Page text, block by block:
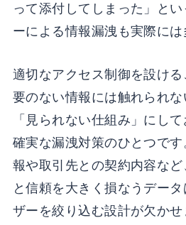
って添付してしまった」と
ーによる情報漏洩も実際には
適切なアクセス制御を設け
要のない情報には触れられな
「見られない仕組み」にし
確実な漏洩対策のひとつで
報や取引先との契約内容な
と信頼を大きく損なうデー
ザーを絞り込む設計が欠かせ